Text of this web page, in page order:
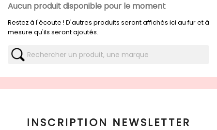
Aucun produit disponible pour le moment
Restez à l'écoute ! D'autres produits seront affichés ici au fur et à
mesure qu'ils seront ajoutés.
INSCRIPTION NEWSLETTER